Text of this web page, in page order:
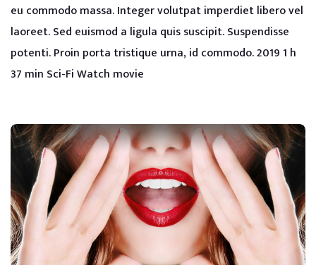
eu commodo massa. Integer volutpat imperdiet libero vel
laoreet. Sed euismod a ligula quis suscipit. Suspendisse
potenti. Proin porta tristique urna, id commodo. 2019 1 h
37 min Sci-Fi Watch movie